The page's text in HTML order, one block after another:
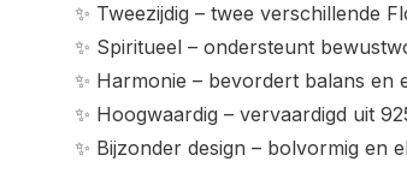
✨ Tweezijdig – twee verschillende
✨ Spiritueel – ondersteunt
✨ Harmonie – bevordert balans en
✨ Hoogwaardig – vervaardigd uit
✨ Bijzonder design – bolvormig en